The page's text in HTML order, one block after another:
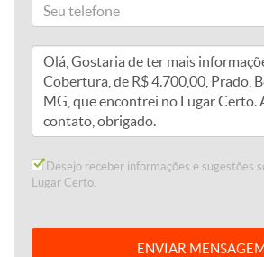
Desejo receber informações e sugestões
Lugar Certo.
ENVIAR